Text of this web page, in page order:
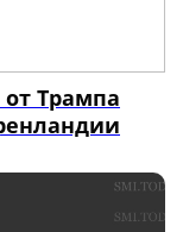
Трампа